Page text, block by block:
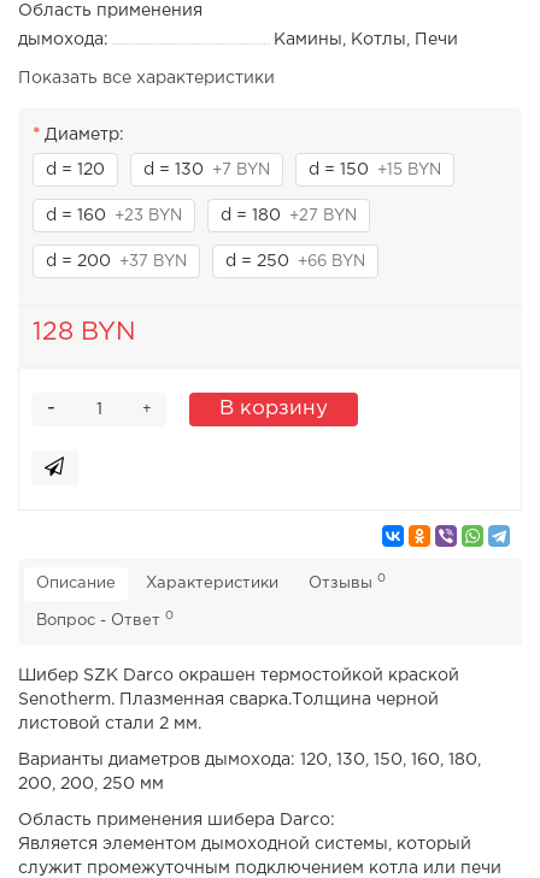
Область применения
дымохода:
Камины, Котлы, Печи
Показать все характеристики
Диаметр:
d = 120 d = 130 +7 BYN d = 150 +15 BYN
d = 160 +23 BYN d = 180 +27 BYN
d = 200 +37 BYN d = 250 +66 BYN
128 BYN
+
- В корзину
Описание Характеристики Отзывы 0
Вопрос - Ответ 0
Шибер SZK Darco окрашен термостойкой краской
Senotherm. Плазменная сварка.Толщина черной
листовой стали 2 мм.
Варианты диаметров дымохода: 120, 130, 150, 160, 180,
200, 200, 250 мм
Область применения шибера Darco:
Является элементом дымоходной системы, который
служит промежуточным подключением котла или печи